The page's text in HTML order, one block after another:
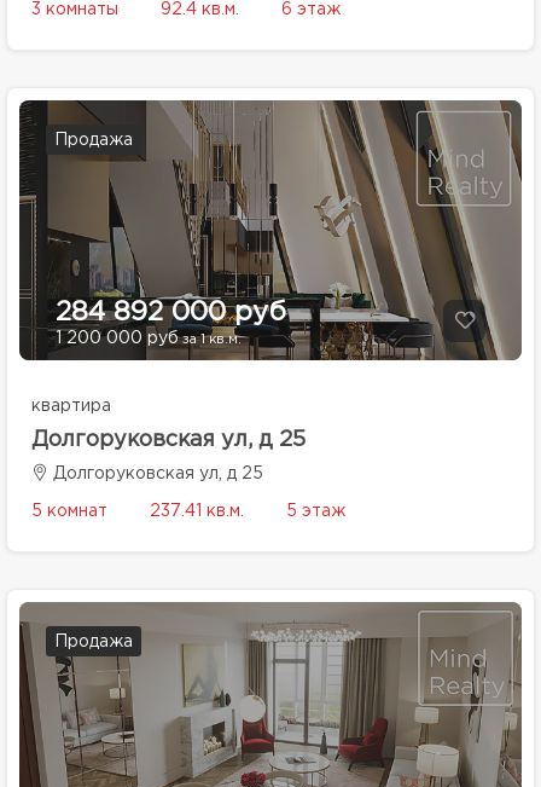
3 комнаты 92.4 кв.м. 6 этаж
Продажа
284 892 000 руб
1 200 000 рубза 1 кв.м.
квартира
Долгоруковская ул, д 25
Долгоруковская ул, д 25
5 комнат 237.41 кв.м. 5 этаж
Продажа